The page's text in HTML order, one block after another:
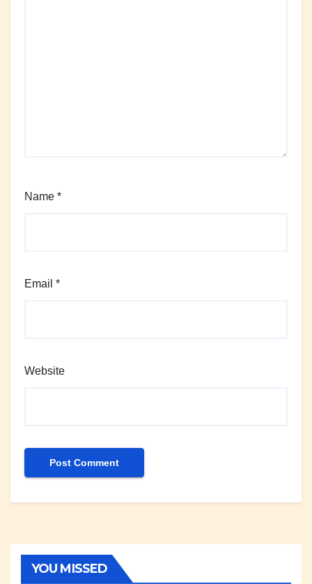
Name *
Email *
Website
YOU MISSED